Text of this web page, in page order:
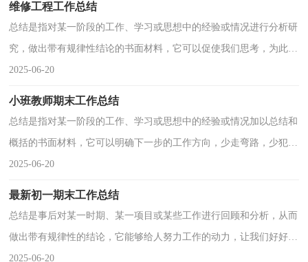
维修工程工作总结
总结是指对某一阶段的工作、学习或思想中的经验或情况进行分析研
究，做出带有规律性结论的书面材料，它可以促使我们思考，为此我
们要做好回顾，写好总结。那么你真的懂得怎么写总结吗？以下是小
2025-06-20
小班教师期末工作总结
总结是指对某一阶段的工作、学习或思想中的经验或情况加以总结和
概括的书面材料，它可以明确下一步的工作方向，少走弯路，少犯错
误，提高工作效益，是时候写一份总结了。那么总结有什么格式呢？
2025-06-20
最新初一期末工作总结
总结是事后对某一时期、某一项目或某些工作进行回顾和分析，从而
做出带有规律性的结论，它能够给人努力工作的动力，让我们好好写
一份总结吧。总结一般是怎么写的呢？下面是小编为大家收集的最新
2025-06-20